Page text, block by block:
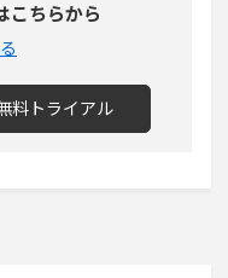
こちらから
料トライアル